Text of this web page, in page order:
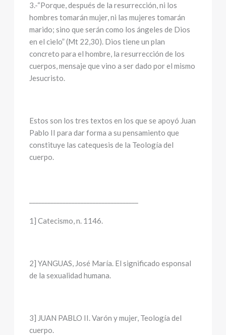
3.-“Porque, después de la resurrección, ni los
hombres tomarán mujer, ni las mujeres tomarán
marido; sino que serán como los ángeles de Dios
en el cielo” (Mt 22,30). Dios tiene un plan
concreto para el hombre, la resurrección de los
cuerpos, mensaje que vino a ser dado por el mismo
Jesucristo.
Estos son los tres textos en los que se apoyó Juan
Pablo II para dar forma a su pensamiento que
constituye las catequesis de la Teología del
cuerpo.
1] Catecismo, n. 1146.
2] YANGUAS, José María. El significado esponsal
de la sexualidad humana.
3] JUAN PABLO II. Varón y mujer, Teología del
cuerpo.